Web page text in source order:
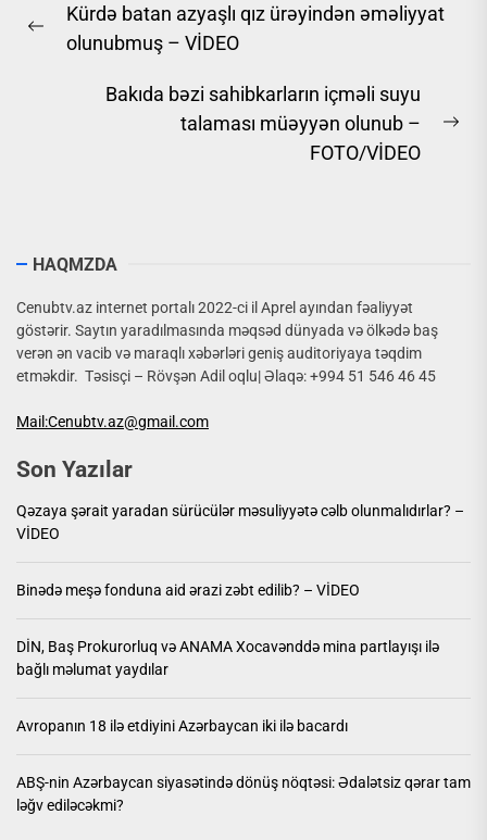
naviqasiyası
Previous
Kürdə batan azyaşlı qız ürəyindən əməliyyat
olunubmuş – VİDEO
Bakıda bəzi sahibkarların içməli suyu
talaması müəyyən olunub –
FOTO/VİDEO
HAQMZDA
Cenubtv.az internet portalı 2022-ci il Aprel ayından fəaliyyət
göstərir. Saytın yaradılmasında məqsəd dünyada və ölkədə baş
verən ən vacib və maraqlı xəbərləri geniş auditoriyaya təqdim
etməkdir. Təsisçi – Rövşən Adil oqlu| Əlaqə: +994 51 546 46 45
Mail:Cenubtv.az@gmail.com
Son Yazılar
Qəzaya şərait yaradan sürücülər məsuliyyətə cəlb olunmalıdırlar? –
VİDEO
Binədə meşə fonduna aid ərazi zəbt edilib? – VİDEO
DİN, Baş Prokurorluq və ANAMA Xocavənddə mina partlayışı ilə
bağlı məlumat yaydılar
Avropanın 18 ilə etdiyini Azərbaycan iki ilə bacardı
ABŞ-nin Azərbaycan siyasətində dönüş nöqtəsi: Ədalətsiz qərar tam
ləğv ediləcəkmi?